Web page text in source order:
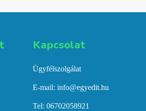
Kapcsolat​
Ügyfélszolgálat
E-mail: info@egyedit.hu
Tel: 06702058921